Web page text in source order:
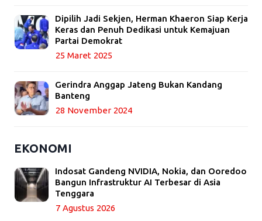
Dipilih Jadi Sekjen, Herman Khaeron Siap Kerja
Keras dan Penuh Dedikasi untuk Kemajuan
Partai Demokrat
25 Maret 2025
Gerindra Anggap Jateng Bukan Kandang
Banteng
28 November 2024
EKONOMI
Indosat Gandeng NVIDIA, Nokia, dan Ooredoo
Bangun Infrastruktur AI Terbesar di Asia
Tenggara
7 Agustus 2026